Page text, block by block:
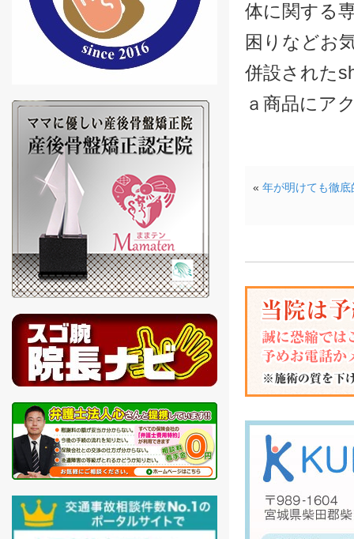
体に関する
困りなどお
併設された
ａ商品にア
« 年が明けても徹底